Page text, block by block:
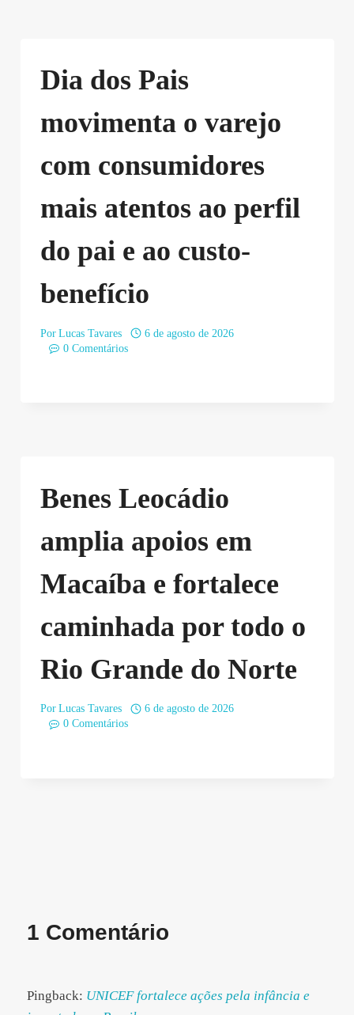
Dia dos Pais
movimenta o varejo
com consumidores
mais atentos ao perfil
do pai e ao custo-
benefício
Por Lucas Tavares
6 de agosto de 2026
0 Comentários
Benes Leocádio
amplia apoios em
Macaíba e fortalece
caminhada por todo o
Rio Grande do Norte
Por Lucas Tavares
6 de agosto de 2026
0 Comentários
1 Comentário
Pingback: UNICEF fortalece ações pela infância e